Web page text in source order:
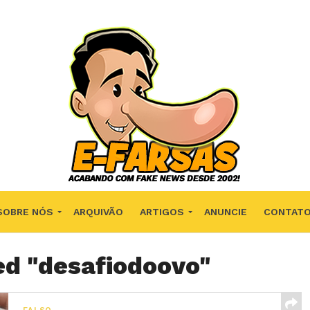
NÓS ARQUIVÃO ARTIGOS ANUNCIE CONTATO
"desafiodoovo"